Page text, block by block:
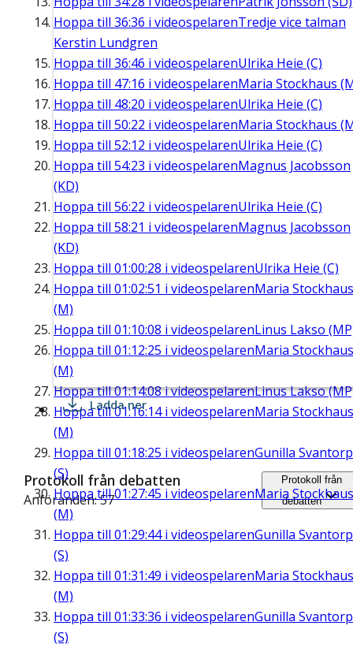
Hoppa till 36:36 i videospelarenTredje vice talman
Kerstin Lundgren
Hoppa till 36:46 i videospelarenUlrika Heie (C)
Hoppa till 47:16 i videospelarenMaria Stockhaus
Hoppa till 48:20 i videospelarenUlrika Heie (C)
Hoppa till 50:22 i videospelarenMaria Stockhaus
Hoppa till 52:12 i videospelarenUlrika Heie (C)
Hoppa till 54:23 i videospelarenMagnus Jacobsson
(KD)
Hoppa till 56:22 i videospelarenUlrika Heie (C)
Hoppa till 58:21 i videospelarenMagnus Jacobsson
(KD)
Hoppa till 01:00:28 i videospelarenUlrika Heie (C)
Hoppa till 01:02:51 i videospelarenMaria Stockhaus
(M)
Hoppa till 01:10:08 i videospelarenLinus Lakso
Hoppa till 01:12:25 i videospelarenMaria Stockhaus
(M)
Hoppa till01:14:08i videospelarenLinus Lakso
Hoppa till01:16:14i videospelarenMaria Stockhaus
(M)
Hoppa till 01:18:25 i videospelarenGunilla Svantorp
(S)
Hoppa till01:27:45 i videospelarenMaria Stockhaus
(M)
Hoppa till 01:29:44i videospelarenGunilla Svantorp
(S)
Hoppa till 01:31:49 i videospelarenMaria Stockhaus
(M)
Hoppa till 01:33:36 i videospelarenGunilla Svantorp
(S)
Ladda ner
Protokoll från debatten
Anföranden: 57
Protokoll från
debatten